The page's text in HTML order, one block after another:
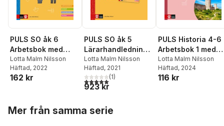
PULS SO åk 6
Arbetsbok med
elevwebb
Lotta Malm Nilsson
Häftad, 2022
162 kr
PULS SO åk 5
Lärarhandledning
med lärarwebb
Lotta Malm Nilsson
Häftad, 2021
5,0utav 5 stjärnor. Totalt antal röster:
(1)
923 kr
PULS Historia 4-6
Arbetsbok 1 med
elevwebb, fjärde
uppl
Lotta Malm Nilsson
Häftad, 2024
116 kr
Mer från samma serie